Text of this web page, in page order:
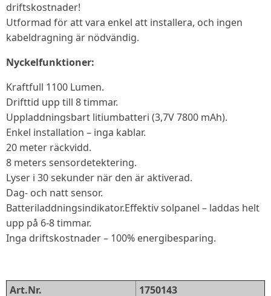
driftskostnader!
Utformad för att vara enkel att installera, och ingen
kabeldragning är nödvändig.
Nyckelfunktioner:
Kraftfull 1100 Lumen.
Drifttid upp till 8 timmar.
Uppladdningsbart litiumbatteri (3,7V 7800 mAh).
Enkel installation – inga kablar.
20 meter räckvidd.
8 meters sensordetektering.
Lyser i 30 sekunder när den är aktiverad.
Dag- och natt sensor.
Batteriladdningsindikator.Effektiv solpanel – laddas helt
upp på 6-8 timmar.
Inga driftskostnader – 100% energibesparing.
Art.Nr.
1750143